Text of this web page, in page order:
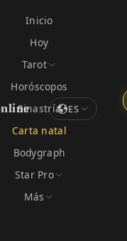
Inicio
Hoy
Tarot
Horóscopos
Sinastría
Carta natal
Bodygraph
Star Pro
Más
ES